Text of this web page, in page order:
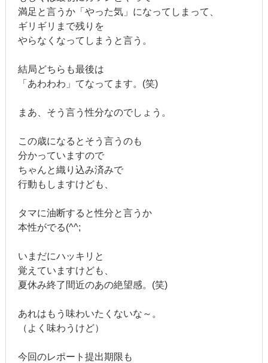
満足と言うか「やった気」になってしまって、
ギリギリまで残りを
やらなくなってしまうと言う。
結局どちらも最後は
「あわわわ」てなってます。(笑)
まあ、そう言う性分なのでしょう。
この歳になるとそう言うのも
分かっていますので
ちゃんと織り込み済みで
行動もしますけども、
タマに油断すると性分と言うか
本性がでる(^^;
いまだにハッキリと
覚えていますけども、
夏休み終了間近のあの絶望感。(笑)
あれはもう味わいたくないな～。
（よく味わうけど）
今回のレポート提出期限も